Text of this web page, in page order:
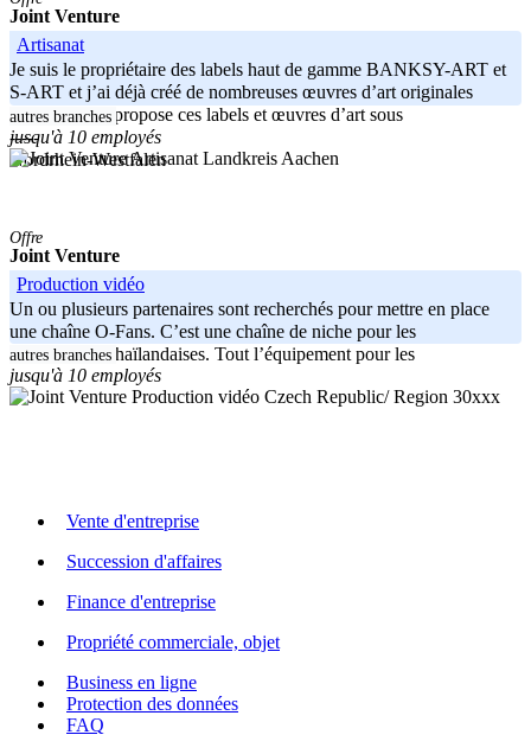
Joint Venture
Artisanat
Je suis le propriétaire des labels haut de gamme BANKSY-ART et
S-ART et j’ai déjà créé de nombreuses œuvres d’art originales
parmi eux. Je propose ces labels et œuvres d’art sous
-----
Nordrhein-Westfalen
autres branches
jusqu'à 10 employés
Landkreis Aachen
Offre
Joint Venture
Production vidéo
Un ou plusieurs partenaires sont recherchés pour mettre en place
une chaîne O-Fans. C’est une chaîne de niche pour les
transexuelles thaïlandaises. Tout l’équipement pour les
autres branches
jusqu'à 10 employés
Czech Republic/ Region 30xxx
Vente d'entreprise
Succession d'affaires
Finance d'entreprise
Propriété commerciale, objet
Business en ligne
Protection des données
FAQ